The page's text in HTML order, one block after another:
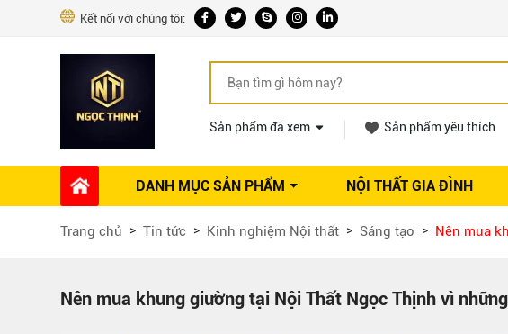
Kết nối với chúng tôi:
Sản phẩm đã xem Sản phẩm yêu thích
DANH MỤC SẢN PHẨM
Phụ kiện Nội thất
Ổ khóa tủ
Máy hút mùi
NỘI THẤT GIA ĐÌNH
Dự án thi công
Trang chủ Tin tức Kinh nghiệm Nội thất Sáng tạo Nên mua
Nên mua khung giường tại Nội Thất Ngọc Thịnh vì